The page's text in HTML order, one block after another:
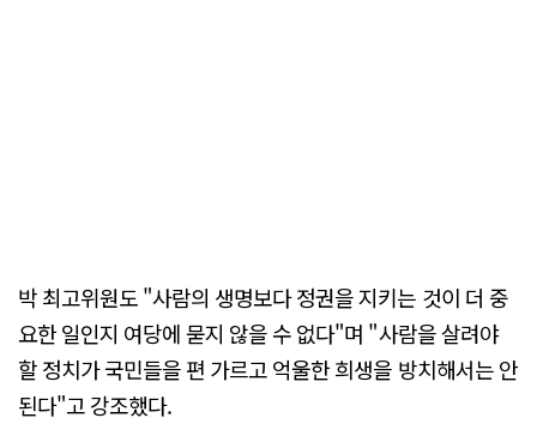
박 최고위원도 "사람의 생명보다 정권을 지키는 것이 더 중
요한 일인지 여당에 묻지 않을 수 없다"며 "사람을 살려야
할 정치가 국민들을 편 가르고 억울한 희생을 방치해서는 안
된다"고 강조했다.